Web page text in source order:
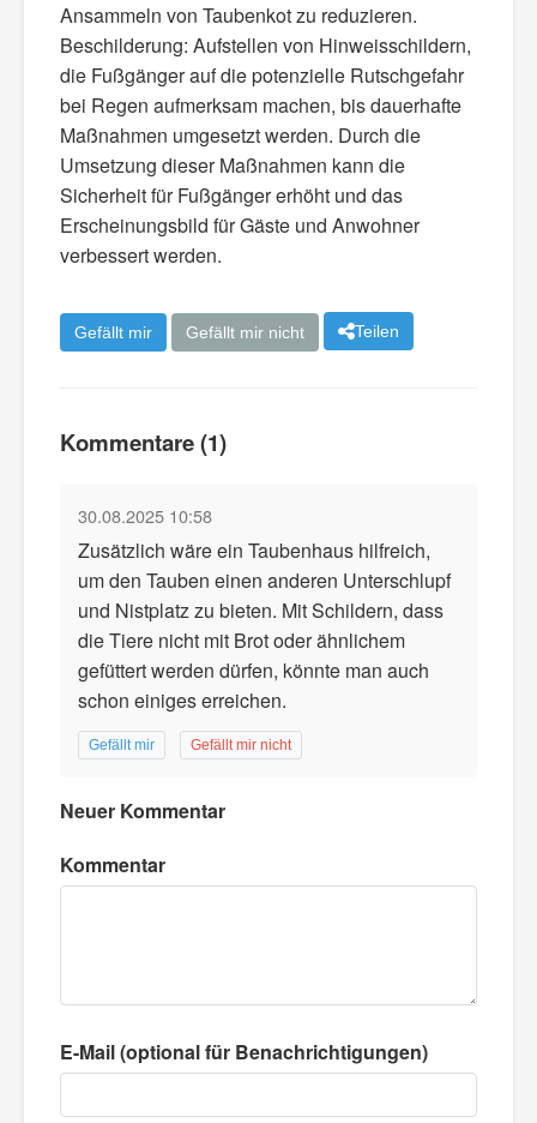
Ansammeln von Taubenkot zu reduzieren.
Beschilderung: Aufstellen von Hinweisschildern,
die Fußgänger auf die potenzielle Rutschgefahr
bei Regen aufmerksam machen, bis dauerhafte
Maßnahmen umgesetzt werden. Durch die
Umsetzung dieser Maßnahmen kann die
Sicherheit für Fußgänger erhöht und das
Erscheinungsbild für Gäste und Anwohner
verbessert werden.
Gefällt mir Gefällt mir nicht Teilen
Kommentare (1)
30.08.2025 10:58
Zusätzlich wäre ein Taubenhaus hilfreich,
um den Tauben einen anderen Unterschlupf
und Nistplatz zu bieten. Mit Schildern, dass
die Tiere nicht mit Brot oder ähnlichem
gefüttert werden dürfen, könnte man auch
schon einiges erreichen.
Gefällt mir Gefällt mir nicht
Neuer Kommentar
Kommentar
E-Mail (optional für Benachrichtigungen)